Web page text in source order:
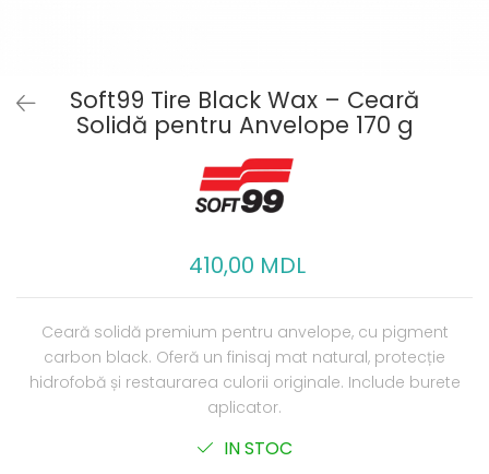
Soft99 Tire Black Wax – Ceară
Solidă pentru Anvelope 170 g
410,00 MDL
Ceară solidă premium pentru anvelope, cu pigment
carbon black. Oferă un finisaj mat natural, protecție
hidrofobă și restaurarea culorii originale. Include burete
aplicator.
IN STOC